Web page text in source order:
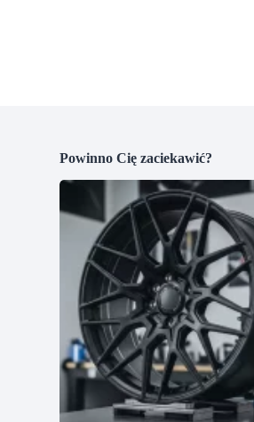
Powinno Cię zaciekawić?